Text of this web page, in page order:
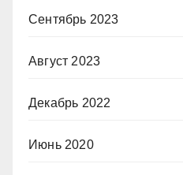
Сентябрь 2023
Август 2023
Декабрь 2022
Июнь 2020